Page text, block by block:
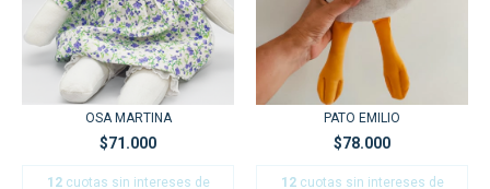
OSA MARTINA
$71.000
12 cuotas sin intereses de
PATO EMILIO
$78.000
12 cuotas sin intereses de